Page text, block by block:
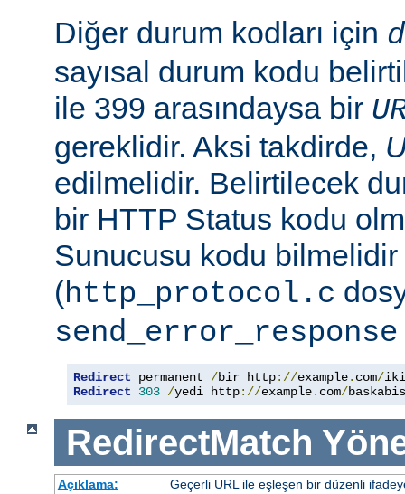
Diğer durum kodları için
sayısal durum kodu
ile 399 arasındaysa bir
gereklidir. Aksi takdirde,
edilmelidir. Belirtilecek
bir HTTP Status kodu
Sunucusu kodu bilmelidir
(http_protocol.c
send_error_response
Redirect permanent /bir http://example. com/
Redirect
303 /yedi http://example. com/
RedirectMatch
Açıklama:
Geçerli URL ile eşleşen bir düzenli